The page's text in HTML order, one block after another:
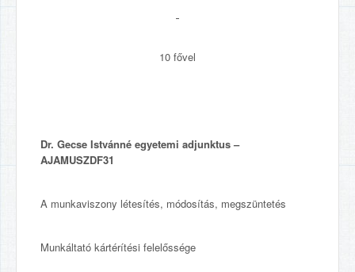
10 fővel
Dr. Gecse Istvánné egyetemi adjunktus –
AJAMUSZDF31
A munkaviszony létesítés, módosítás, megszüntetés
Munkáltató kártérítési felelőssége